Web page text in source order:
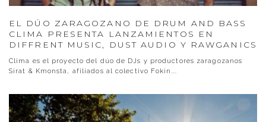
EL DÚO ZARAGOZANO DE DRUM AND BASS
CLIMA PRESENTA LANZAMIENTOS EN
DIFFRENT MUSIC, DUST AUDIO Y RAWGANICS
Clima es el proyecto del dúo de DJs y productores zaragozanos
Sirat & Kmonsta, afiliados al colectivo Fokin ...